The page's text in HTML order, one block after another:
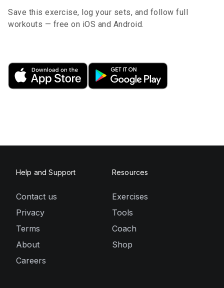
Save this exercise, log your sets, and follow full
workouts — free on iOS and Android.
Help and Support
Contact us
Privacy
Terms
About
Careers
Resources
Exercises
Tools
Coach
Shop